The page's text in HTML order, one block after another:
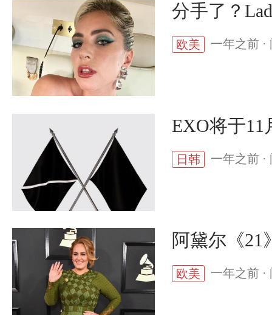
分手了？
欧美 一年之前 ·
EXO将于11
日韩 一年之前 ·
阿黛尔《21
欧美 一年之前 ·